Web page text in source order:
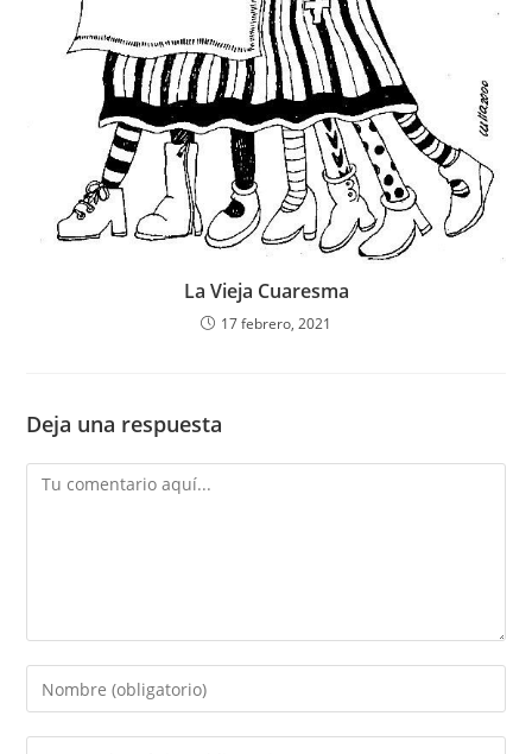
La Vieja Cuaresma
17 febrero, 2021
Deja una respuesta